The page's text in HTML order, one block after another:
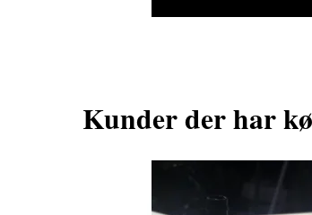
Kunder der har